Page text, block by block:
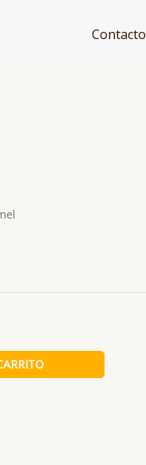
Contacto